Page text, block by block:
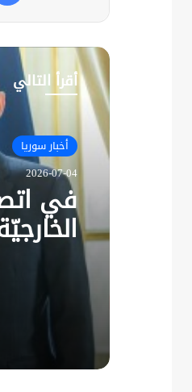
أقرأ التالي
أخبار سوريا
2026-07-04
في